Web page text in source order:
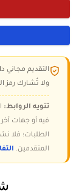
التقديم مجاني
ولا تُشارك رمز
تنويه الروابط:
فيه أو جهات
الطلبات؛ فلا
المتقدمين.